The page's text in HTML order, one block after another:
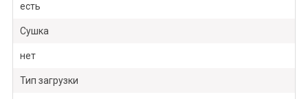
есть
Сушка
нет
Тип загрузки